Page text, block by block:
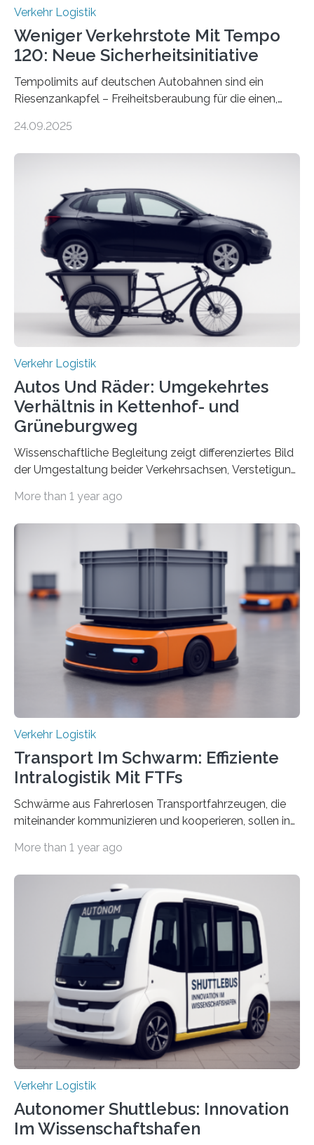
Verkehr Logistik
Weniger Verkehrstote Mit Tempo
120: Neue Sicherheitsinitiative
Tempolimits auf deutschen Autobahnen sind ein
Riesenzankapfel – Freiheitsberaubung für die einen,
Nach rund 50 Jahren hat eine Wissenschaftlerin der
die Zahl der Verkehrstoten sogar um 35 Prozent. Die
Studie ist in der Zeitschrift Transportation Research
Part A: Policy and Practice vom 5. August 2025 online
veröffentlicht. Die deutschen Autobahnen sind…
24.09.2025
Verkehr Logistik
Autos Und Räder: Umgekehrtes
Verhältnis in Kettenhof- und
Grüneburgweg
Wissenschaftliche Begleitung zeigt differenziertes Bild
der Umgestaltung beider Verkehrsachsen, Verstetigung
fördern sowie die Wohn- und Aufenthaltsqualität zu
an der Achse Kettenhofweg/Robert-Mayer-Straße
durch. Wie diese angenommen werden und was sie
bewirken, haben Forscher*innen der Frankfurt University
of Applied Sciences (Frankfurt UAS) untersucht und
ziehen insgesamt eine positive Bilanz. Gemeinsam mit
Vertreter*innen der Stadt Frankfurt stellten sie am 15.
Mai 2025…
More than 1 year ago
Verkehr Logistik
Transport Im Schwarm: Effiziente
Intralogistik Mit FTFs
Schwärme aus Fahrerlosen Transportfahrzeugen, die
miteinander kommunizieren und kooperieren, sollen in
An dieser innovativen Idee arbeiten Forschende aus
das Fraunhofer Institut für Integrierte Schaltungen IIS
die kommunikationstechnische Umsetzung erforscht,
untersucht das IPH – Institut für Integrierte Produktion
Hannover gGmbH anhand von
Materialflusssimulationen, ob die dezentrale Steuerung
effizienter ist als die zentrale Steuerung. Dafür sucht
das IPH noch Unternehmen, die Interesse daran haben,
am realen Beispiel ihrer Fabrik…
More than 1 year ago
Verkehr Logistik
Autonomer Shuttlebus: Innovation
Im Wissenschaftshafen